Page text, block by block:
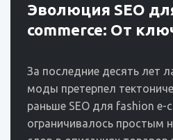
Эволюция SEO
commerce: От
За последние десять лет
моды претерпел
раньше SEO для fashion e-
ограничивалось простым